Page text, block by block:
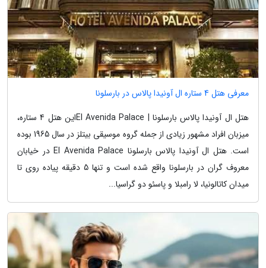
معرفی هتل 4 ستاره ال آونیدا پالاس در بارسلونا
هتل ال آونیدا پالاس بارسلونا | El Avenida Palaceاین هتل 4 ستاره،
میزبان افراد مشهور زیادی از جمله گروه موسیقی بیتلز در سال 1965 بوده
است. هتل ال آونیدا پالاس بارسلونا El Avenida Palace در خیابان
معروف گران در بارسلونا واقع شده است و تنها 5 دقیقه پیاده روی تا
میدان کاتالونیا، لا رامبلا و پاسئو دو گراسیا...